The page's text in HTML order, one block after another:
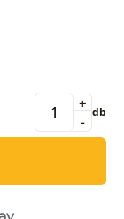
-
+ db